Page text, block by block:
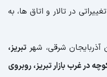
در تالار و اتاق ها، به
شرقی، شهر تبریز،
در غرب بازار تبریز، روبروی